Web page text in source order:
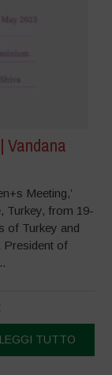
Vandana
Meeting,’
Turkey, from 19-
of Turkey and
President of
LEGGI TUTTO